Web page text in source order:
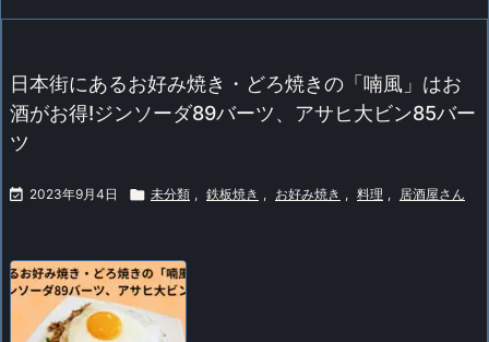
日本街にあるお好み焼き・どろ焼きの「喃風」はお
酒がお得!ジンソーダ89バーツ、アサヒ大ビン85バー
ツ
 2023年9月4日  未分類 , 鉄板焼き , お好み焼き , 料理 , 居酒屋さん